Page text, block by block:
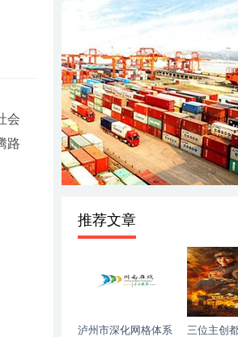
会
路
推荐文章
泸州市深化网格体系
三位主创